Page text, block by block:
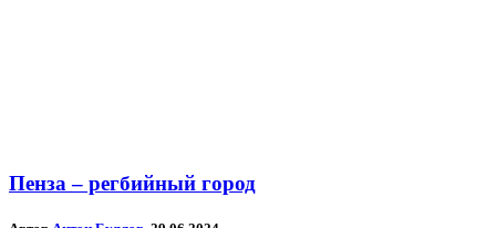
Пенза – регбийный город